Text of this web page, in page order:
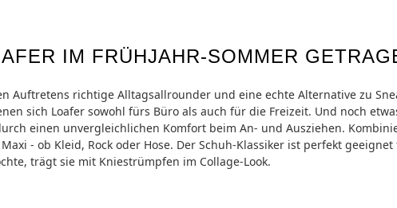
IM FRÜHJAHR-SOMMER
Auftretens richtige Alltagsallrounder und eine echte Alternative zu
sich Loafer sowohl fürs Büro als auch für die Freizeit. Und noch
einen unvergleichlichen Komfort beim An- und Ausziehen.
- ob Kleid, Rock oder Hose. Der Schuh-Klassiker ist perfekt
trägt sie mit Kniestrümpfen im Collage-Look.